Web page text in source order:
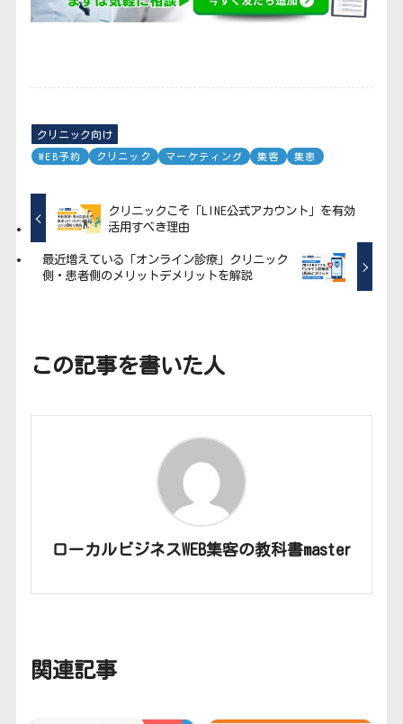
クリニック向け
WEB予約 クリニック マーケティング 集客 集患
クリニックこそ「LINE公式アカウント」を有効
活用すべき理由
最近増えている「オンライン診療」クリニック
側・患者側のメリットデメリットを解説
この記事を書いた人
ローカルビジネスWEB集客の教科書master
関連記事